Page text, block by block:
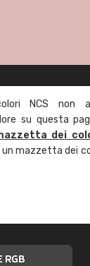
NCS non
su questa
dei
mazzetta dei
RGB
"buon